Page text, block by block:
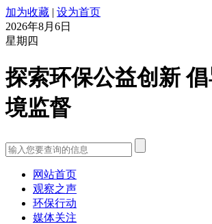
加为收藏 | 设为首页
2026年8月6日
星期四
探索环保公益创新
境监督
网站首页
观察之声
环保行动
媒体关注